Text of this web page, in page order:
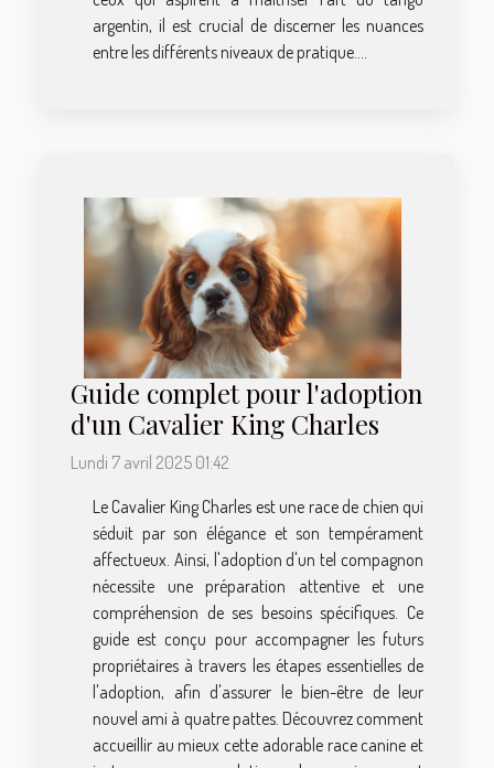
argentin, il est crucial de discerner les nuances
entre les différents niveaux de pratique....
Guide complet pour l'adoption
d'un Cavalier King Charles
Lundi 7 avril 2025 01:42
Le Cavalier King Charles est une race de chien qui
séduit par son élégance et son tempérament
affectueux. Ainsi, l'adoption d'un tel compagnon
nécessite une préparation attentive et une
compréhension de ses besoins spécifiques. Ce
guide est conçu pour accompagner les futurs
propriétaires à travers les étapes essentielles de
l'adoption, afin d'assurer le bien-être de leur
nouvel ami à quatre pattes. Découvrez comment
accueillir au mieux cette adorable race canine et